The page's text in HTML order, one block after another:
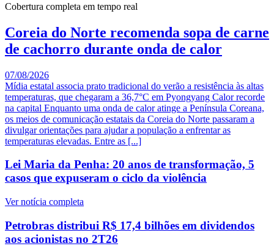
Cobertura completa em tempo real
Coreia do Norte recomenda sopa de carne
de cachorro durante onda de calor
07/08/2026
Mídia estatal associa prato tradicional do verão a resistência às altas
temperaturas, que chegaram a 36,7°C em Pyongyang Calor recorde
na capital Enquanto uma onda de calor atinge a Península Coreana,
os meios de comunicação estatais da Coreia do Norte passaram a
divulgar orientações para ajudar a população a enfrentar as
temperaturas elevadas. Entre as [...]
Lei Maria da Penha: 20 anos de transformação, 5
casos que expuseram o ciclo da violência
Ver notícia completa
Petrobras distribui R$ 17,4 bilhões em dividendos
aos acionistas no 2T26